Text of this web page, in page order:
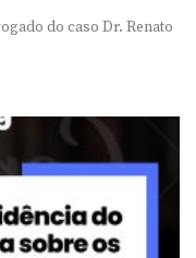
do caso Dr. Renato